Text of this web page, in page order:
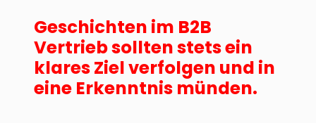
Geschichten im B2B
Vertrieb sollten stets ein
klares Ziel verfolgen und in
eine Erkenntnis münden.